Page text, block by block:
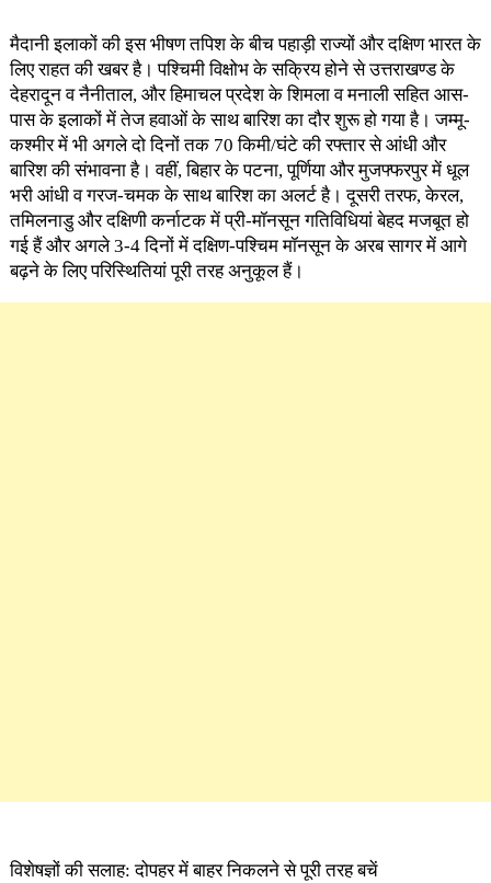
मैदानी इलाकों की इस भीषण तपिश के बीच पहाड़ी राज्यों और दक्षिण भारत के
लिए राहत की खबर है। पश्चिमी विक्षोभ के सक्रिय होने से उत्तराखण्ड के
देहरादून व नैनीताल, और हिमाचल प्रदेश के शिमला व मनाली सहित आस-
पास के इलाकों में तेज हवाओं के साथ बारिश का दौर शुरू हो गया है। जम्मू-
कश्मीर में भी अगले दो दिनों तक 70 किमी/घंटे की रफ्तार से आंधी और
बारिश की संभावना है। वहीं, बिहार के पटना, पूर्णिया और मुजफ्फरपुर में धूल
भरी आंधी व गरज-चमक के साथ बारिश का अलर्ट है। दूसरी तरफ, केरल,
तमिलनाडु और दक्षिणी कर्नाटक में प्री-मॉनसून गतिविधियां बेहद मजबूत हो
गई हैं और अगले 3-4 दिनों में दक्षिण-पश्चिम मॉनसून के अरब सागर में आगे
बढ़ने के लिए परिस्थितियां पूरी तरह अनुकूल हैं।
विशेषज्ञों की सलाह: दोपहर में बाहर निकलने से पूरी तरह बचें